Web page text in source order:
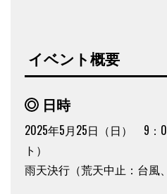
イベント概要
日時
2025年5月25日（日） 9：
ト）
雨天決行（荒天中止：台風